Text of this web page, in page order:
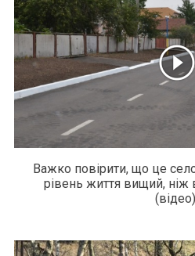
Важко повірити, що це
рівень життя вищий, ніж
(відео)